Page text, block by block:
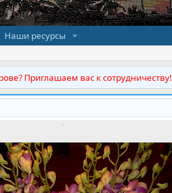
Наши ресурсы
Приглашаем вас к сотрудничеству!